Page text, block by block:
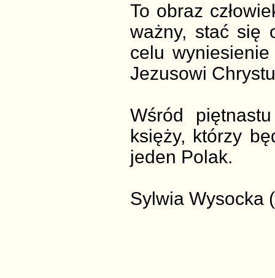
To obraz
ważny, stać się
celu
Jezusowi
Wśród
księży, którzy
jeden Polak.
Sylwia Wysocka